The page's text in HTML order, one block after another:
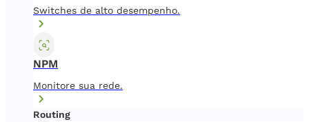
Switches de alto desempenho.
NPM
Monitore sua rede.
Routing